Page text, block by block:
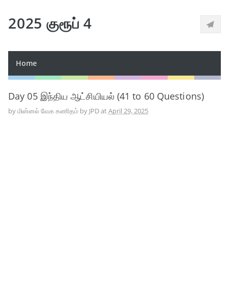
2025 குரூப் 4
Home
Day 05 இந்திய ஆட்சியியல் (41 to 60 Questions)
byமின்னல் வேக கணிதம் by JPDatApril 29, 2025